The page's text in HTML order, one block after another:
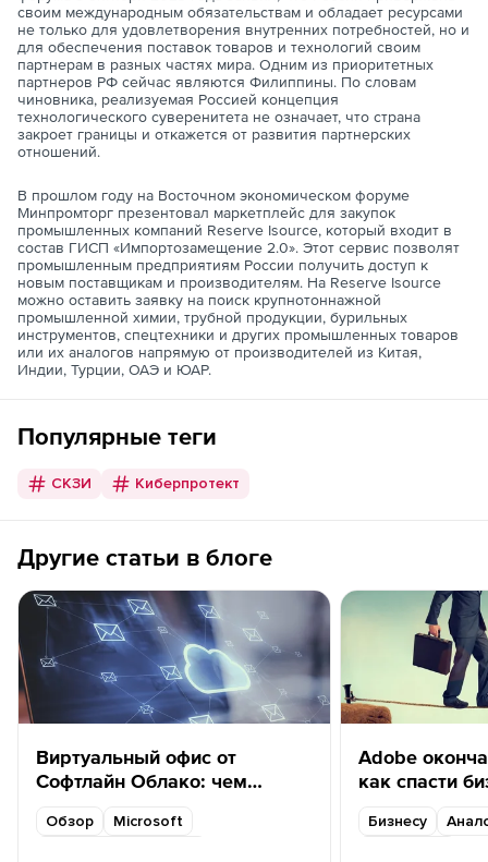
своим международным обязательствам и обладает ресурсами
не только для удовлетворения внутренних потребностей, но и
для обеспечения поставок товаров и технологий своим
партнерам в разных частях мира. Одним из приоритетных
партнеров РФ сейчас являются Филиппины. По словам
чиновника, реализуемая Россией концепция
технологического суверенитета не означает, что страна
закроет границы и откажется от развития партнерских
отношений.
В прошлом году на Восточном экономическом форуме
Минпромторг презентовал маркетплейс для закупок
промышленных компаний Reserve Isource, который входит в
состав ГИСП «Импортозамещение 2.0». Этот сервис позволят
промышленным предприятиям России получить доступ к
новым поставщикам и производителям. На Reserve Isource
можно оставить заявку на поиск крупнотоннажной
промышленной химии, трубной продукции, бурильных
инструментов, спецтехники и других промышленных товаров
или их аналогов напрямую от производителей из Китая,
Индии, Турции, ОАЭ и ЮАР.
Популярные теги
СКЗИ Киберпротект
Другие статьи в блоге
Виртуальный офис от
Софтлайн Облако: чем
Обзор
Microsoft
Adobe
как спасти
Бизнесу